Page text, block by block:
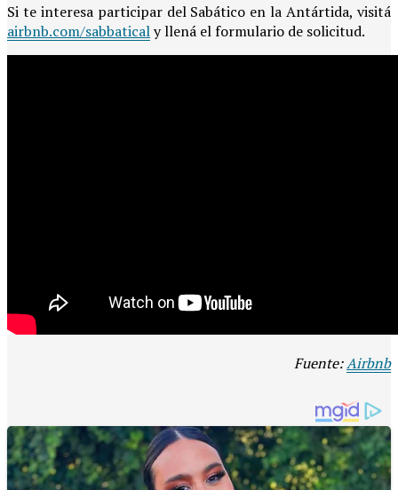
Si te interesa participar del Sabático en la Antártida, visitá
airbnb.com/sabbaticaly llená el formulario de solicitud.
Fuente:Airbnb